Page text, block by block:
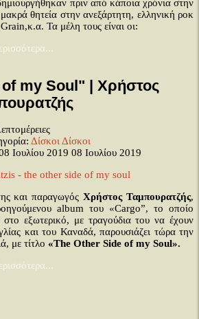
πριν από κάποια χρόνια στην
θητεία στην ανεξάρτητη, ελληνική ροκ
Τα μέλη τους είναι οι:
my Soul" | Χρήστος
ΔίσκοιΔίσκοι
Ιουλίου 2019 08 Ιουλίου 2019
και παραγωγόςΧρήστος Ταμπουρατζής,
album του «Cargo”, το οποίο
στο εξωτερικό, με τραγούδια του να έχουν
και του Καναδά, παρουσιάζει τώρα την
με τίτλο «The Other Side ofmy Soul».